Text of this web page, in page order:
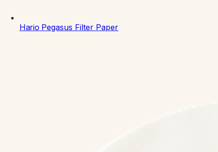
Hario Pegasus Filter Paper